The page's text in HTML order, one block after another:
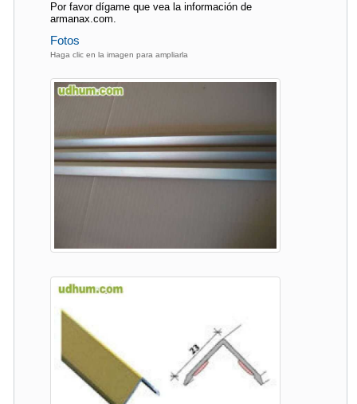
Por favor dígame que vea la información de
armanax.com.
Fotos
Haga clic en la imagen para ampliarla